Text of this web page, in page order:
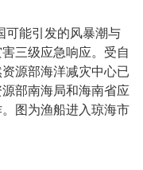
可能引发的风暴潮与
三级应急响应。受自
源部海洋减灾中心已
部南海局和海南省应
图为渔船进入琼海市